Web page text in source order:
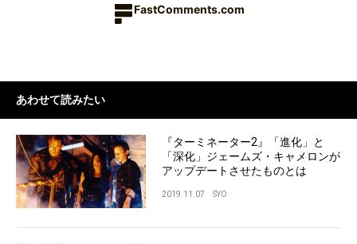
FastComments.com
あわせて読みたい
『ターミネーター2』「進化」と
「深化」ジェームズ・キャメロンが
アップデートさせたものとは
2019.11.07 SYO